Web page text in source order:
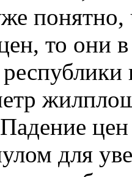
то они
для